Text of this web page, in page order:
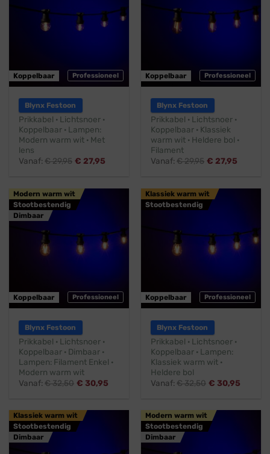
Professioneel
Koppelbaar
Blynx Festoon
Prikkabel · Lichtsnoer ·
Koppelbaar · Lampen:
Modern warm wit · Met
lens
Vanaf:€29,95 € 27,95
Professioneel
Koppelbaar
Blynx Festoon
Prikkabel · Lichtsnoer ·
Koppelbaar · Klassiek
warm wit · Heldere bol ·
Filament
Vanaf:€29,95 € 27,95
Professioneel
Modern warm wit
Stootbestendig
Dimbaar
Koppelbaar
Blynx Festoon
Prikkabel · Lichtsnoer ·
Koppelbaar · Dimbaar ·
Lampen: Filament Enkel ·
Modern warm wit
Vanaf:€32,50 € 30,95
Professioneel
Klassiek warm wit
Stootbestendig
Koppelbaar
Blynx Festoon
Prikkabel · Lichtsnoer ·
Koppelbaar · Lampen:
Klassiek warm wit ·
Heldere bol
Vanaf:€32,50 € 30,95
Klassiek warm wit
Stootbestendig
Dimbaar
Modern warm wit
Stootbestendig
Dimbaar